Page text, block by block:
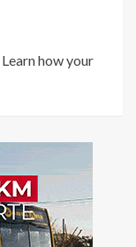
Learn how your